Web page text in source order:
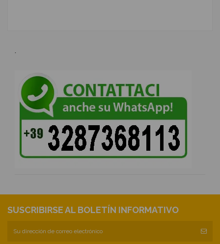
SUSCRIBIRSE AL BOLETÍN INFORMATIVO